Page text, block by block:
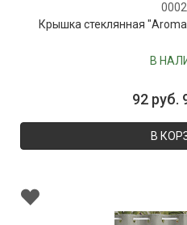
Крышка стеклянная
В
92 руб.
В